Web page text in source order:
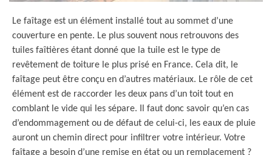
Le faîtage est un élément installé tout au sommet d’une
couverture en pente. Le plus souvent nous retrouvons des
tuiles faîtières étant donné que la tuile est le type de
revêtement de toiture le plus prisé en France. Cela dit, le
faîtage peut être conçu en d’autres matériaux. Le rôle de cet
élément est de raccorder les deux pans d’un toit tout en
comblant le vide qui les sépare. Il faut donc savoir qu’en cas
d’endommagement ou de défaut de celui-ci, les eaux de pluie
auront un chemin direct pour infiltrer votre intérieur. Votre
faîtage a besoin d’une remise en état ou un remplacement ?